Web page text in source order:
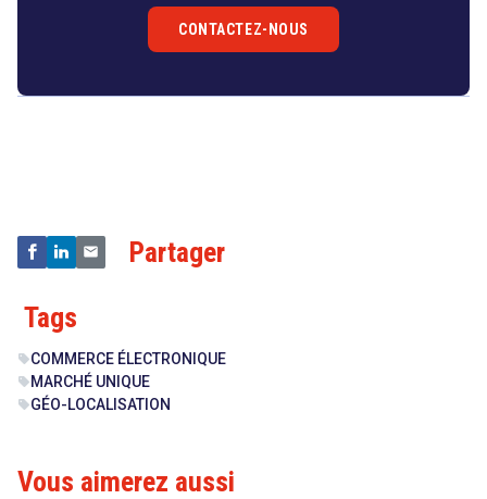
CONTACTEZ-NOUS
Partager
Tags
sellCOMMERCE ÉLECTRONIQUE
sell MARCHÉ UNIQUE
sellGÉO-LOCALISATION
Vous aimerez aussi